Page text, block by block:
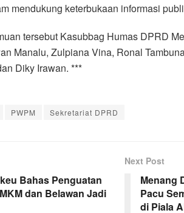
mendukung keterbukaan informasi
tersebut Kasubbag Humas DPRD
Manalu, Zulpiana Vina, Ronal
Diky Irawan. ***
PWPM Sekretariat DPRD
Bahas Penguatan
dan Belawan Jadi
Next Post
Menang
Pacu
di Piala